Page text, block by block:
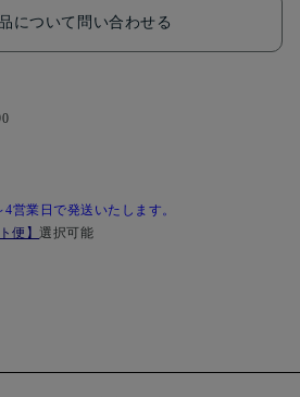
について問い合わせる
営業日で発送いたします。
便】選択可能